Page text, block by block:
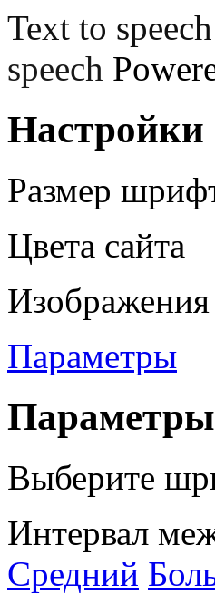
Text to speech
speech
Настройки
Размер
Цвета сайта
Изображения
Параметры
Выберите
Интервал
Средний